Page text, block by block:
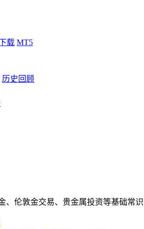
载 MT5
历史回顾
、伦敦金交易、贵金属投资等基础常